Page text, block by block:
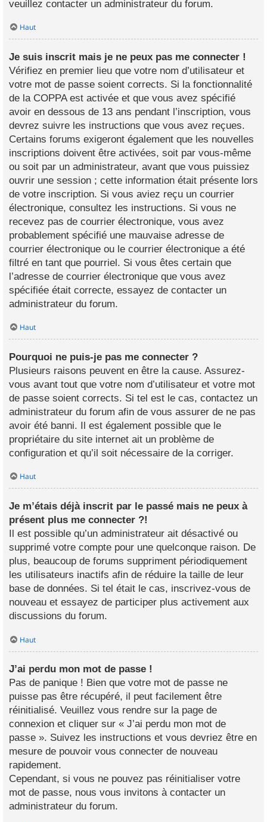
veuillez contacter un administrateur du forum.
Haut
Je suis inscrit mais je ne peux pas me connecter !
Vérifiez en premier lieu que votre nom d’utilisateur et
votre mot de passe soient corrects. Si la fonctionnalité
de la COPPA est activée et que vous avez spécifié
avoir en dessous de 13 ans pendant l’inscription, vous
devrez suivre les instructions que vous avez reçues.
Certains forums exigeront également que les nouvelles
inscriptions doivent être activées, soit par vous-même
ou soit par un administrateur, avant que vous puissiez
ouvrir une session ; cette information était présente lors
de votre inscription. Si vous aviez reçu un courrier
électronique, consultez les instructions. Si vous ne
recevez pas de courrier électronique, vous avez
probablement spécifié une mauvaise adresse de
courrier électronique ou le courrier électronique a été
filtré en tant que pourriel. Si vous êtes certain que
l’adresse de courrier électronique que vous avez
spécifiée était correcte, essayez de contacter un
administrateur du forum.
Haut
Pourquoi ne puis-je pas me connecter ?
Plusieurs raisons peuvent en être la cause. Assurez-
vous avant tout que votre nom d’utilisateur et votre mot
de passe soient corrects. Si tel est le cas, contactez un
administrateur du forum afin de vous assurer de ne pas
avoir été banni. Il est également possible que le
propriétaire du site internet ait un problème de
configuration et qu’il soit nécessaire de la corriger.
Haut
Je m’étais déjà inscrit par le passé mais ne peux à
présent plus me connecter ?!
Il est possible qu’un administrateur ait désactivé ou
supprimé votre compte pour une quelconque raison. De
plus, beaucoup de forums suppriment périodiquement
les utilisateurs inactifs afin de réduire la taille de leur
base de données. Si tel était le cas, inscrivez-vous de
nouveau et essayez de participer plus activement aux
discussions du forum.
Haut
J’ai perdu mon mot de passe !
Pas de panique ! Bien que votre mot de passe ne
puisse pas être récupéré, il peut facilement être
réinitialisé. Veuillez vous rendre sur la page de
connexion et cliquer sur « J’ai perdu mon mot de
passe ». Suivez les instructions et vous devriez être en
mesure de pouvoir vous connecter de nouveau
rapidement.
Cependant, si vous ne pouvez pas réinitialiser votre
mot de passe, nous vous invitons à contacter un
administrateur du forum.